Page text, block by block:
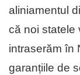
aliniamentul
că noi statele
intraserăm în
garanțiile de